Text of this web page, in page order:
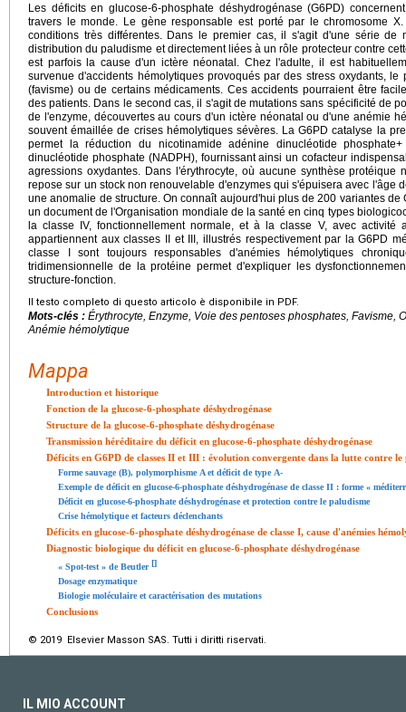
Les déficits en glucose-6-phosphate déshydrogénase (G6PD)
travers le monde. Le gène responsable est porté par le chromosome
conditions très différentes. Dans le premier cas, il s'agit d'une série de
distribution du paludisme et directement liées à un rôle protecteur contre
est parfois la cause d'un ictère néonatal. Chez l'adulte, il est
survenue d'accidents hémolytiques provoqués par des stress oxydants,
(favisme) ou de certains médicaments. Ces accidents pourraient être
des patients. Dans le second cas, il s'agit de mutations sans spécificité de
de l'enzyme, découvertes au cours d'un ictère néonatal ou d'une anémie
souvent émaillée de crises hémolytiques sévères. La G6PD catalyse la
permet la réduction du nicotinamide adénine dinucléotide
dinucléotide phosphate (NADPH), fournissant ainsi un cofacteur
agressions oxydantes. Dans l'érythrocyte, où aucune synthèse protéique
repose sur un stock non renouvelable d'enzymes qui s'épuisera avec l'âge
une anomalie de structure. On connaît aujourd'hui plus de 200 variantes
un document de l'Organisation mondiale de la santé en cinq types
la classe IV, fonctionnellement normale, et à la classe V, avec activité
appartiennent aux classes II et III, illustrés respectivement par la G6PD
classe I sont toujours responsables d'anémies hémolytiques
tridimensionnelle de la protéine permet d'expliquer les
structure-fonction.
Il testo completo di questo articolo è disponibile in PDF.
Mots-clés : Érythrocyte, Enzyme, Voie des pentoses phosphates, Favisme,
Anémie hémolytique
Mappa
Introduction et historique
Fonction de la glucose-6-phosphate déshydrogénase
Structure de la glucose-6-phosphate déshydrogénase
Transmission héréditaire du déficit en glucose-6-phosphate déshydrogénase
Déficits en G6PD de classes II et III : évolution convergente dans la lutte contre le
Forme sauvage (B), polymorphisme A et déficit de type A-
Exemple de déficit en glucose-6-phosphate déshydrogénase de classe II : forme «
Déficit en glucose-6-phosphate déshydrogénase et protection contre le paludisme
Crise hémolytique et facteurs déclenchants
Déficits en glucose-6-phosphate déshydrogénase de classe I, cause d'anémies
Diagnostic biologique du déficit en glucose-6-phosphate déshydrogénase
« Spot-test » de Beutler[]
Dosage enzymatique
Biologie moléculaire et caractérisation des mutations
Conclusions
© 2019 Elsevier Masson SAS. Tutti i diritti riservati.
IL MIO ACCOUNT